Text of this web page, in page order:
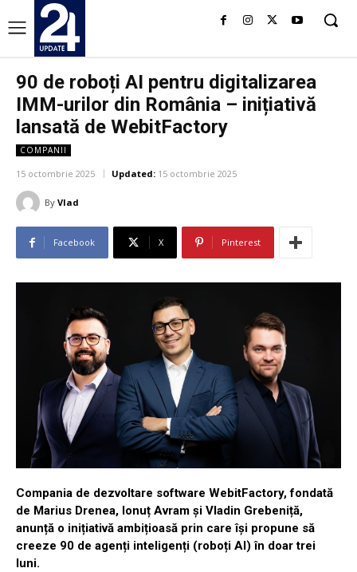
90 de roboți AI pentru digitalizarea
IMM-urilor din România – inițiativă
lansată de WebitFactory
COMPANII
15 octombrie 2025 Updated: 15 octombrie 2025
By Vlad
Facebook X Pinterest
Compania de dezvoltare software WebitFactory, fondată
de Marius Drenea, Ionuț Avram și Vladin Grebeniță,
anunță o inițiativă ambițioasă prin care își propune să
creeze 90 de agenți inteligenți (roboți AI) în doar trei
luni.